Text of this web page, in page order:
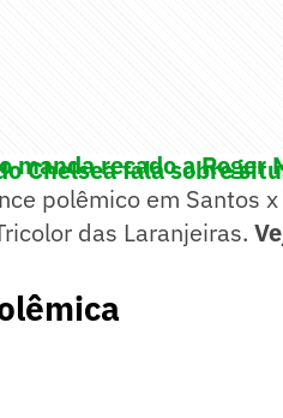
Chelsea fala sobre
manda recado a Roger
polêmico em Santos
das Laranjeiras.